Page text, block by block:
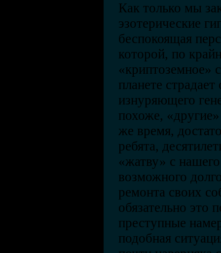
Как только мы
эзотерические
беспокоящая
которой, по
«криптоземное»
планете
изнуряющего
похоже,
же время,
ребята,
«жатву» с
возможного
ремонта своих
обязательно это
преступные
подобная